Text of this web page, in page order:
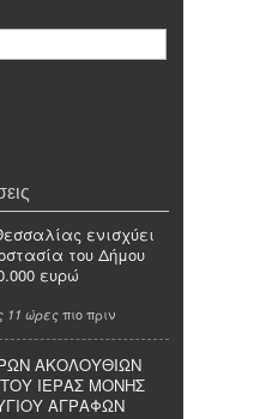
ενισχύει
του Δήμου
ευρώ
11 ώρες πιο πριν
ΑΚΟΛΟΥΘΙΩΝ
ΙΕΡΑΣ ΜΟΝΗΣ
ΑΓΡΑΦΩΝ